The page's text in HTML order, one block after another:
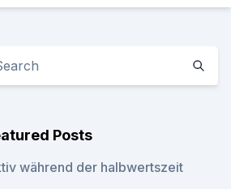
Posts
während der halbwertszeit